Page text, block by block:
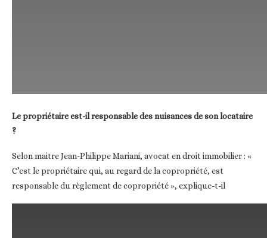
Le propriétaire est-il responsable des nuisances de son locataire
?
Selon maitre Jean-Philippe Mariani, avocat en droit immobilier : «
C’est le propriétaire qui, au regard de la copropriété, est
responsable du règlement de copropriété », explique-t-il